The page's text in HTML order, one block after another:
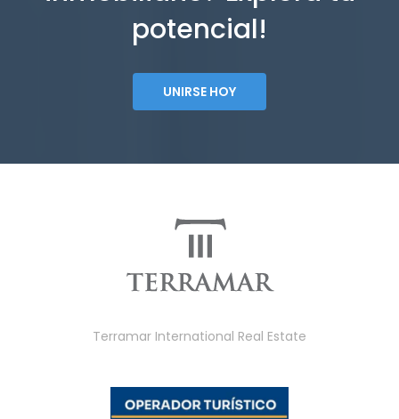
potencial!
UNIRSE HOY
Terramar International Real Estate